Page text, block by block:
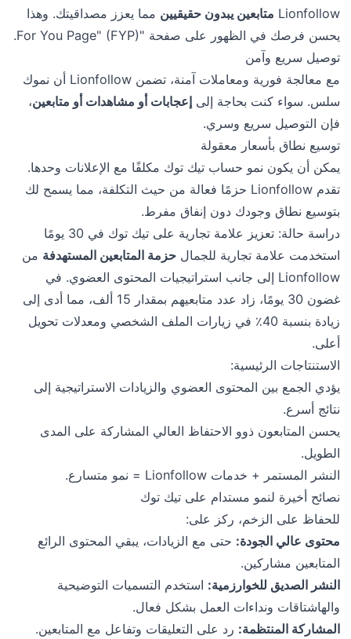
Lionfollow متابعين يبدون حقيقيين مما يعزز مصداقيتك. وهذا
يحسن فرصك في الظهور على صفحة "For You Page" (FYP).
توصيل سريع وآمن
مع معالجة فورية ومعاملات آمنة، تضمن Lionfollow أن نموك
سلس. سواء كنت بحاجة إلىإعجابات أو مشاهدات أو متابعين،
فإن التوصيل سريع وسري.
توسيع نطاق بأسعار معقولة
يمكن أن يكون نمو حساب تيك توك مكلفًا مع الإعلانات وحدها.
تقدم Lionfollow حزمًا فعالة من حيث التكلفة، مما يسمح لك
بتوسيع نطاق وجودك دون إنفاق مفرط.
دراسة حالة: تعزيز علامة تجارية على تيك توك في 30 يومًا
استخدمت علامة تجارية للجمالحزمة المتابعين المستهدفة من
Lionfollow إلى جانب استراتيجيات المحتوى العضوي. في
غضون 30 يومًا، زاد عدد متابعيهم بمقدار 15 ألف، مما أدى إلى
زيادة بنسبة 40٪ في زيارات الملف الشخصي ومعدلات تحويل
أعلى.
الاستنتاجات الرئيسية:
يؤدي الجمع بين المحتوى العضوي والزيادات الاستراتيجية إلى
نتائج أسرع.
يحسن المتابعون ذوو الاحتفاظ العالي المشاركة على المدى
الطويل.
النشر المستمر + خدمات Lionfollow = نمو متسارع.
نصائح أخيرة لنمو مستدام على تيك توك
للحفاظ على الزخم، ركز على:
محتوى عالي الجودة: حتى مع الزيادات، يبقي المحتوى الرائع
المتابعين مشاركين.
النشر الصديق للخوارزمية: استخدم التسميات التوضيحية
والهاشتاقات ونداءات العمل بشكل فعال.
المشاركة المنتظمة: رد على التعليقات وتفاعل مع المتابعين.